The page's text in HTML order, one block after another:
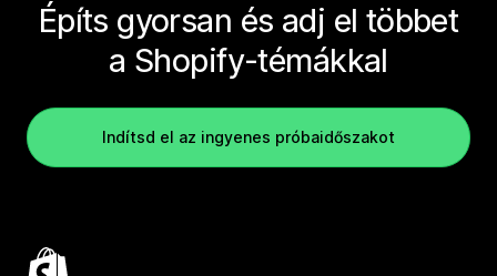
Építs gyorsan és adj el többet
a Shopify-témákkal
Indítsd el az ingyenes próbaidőszakot